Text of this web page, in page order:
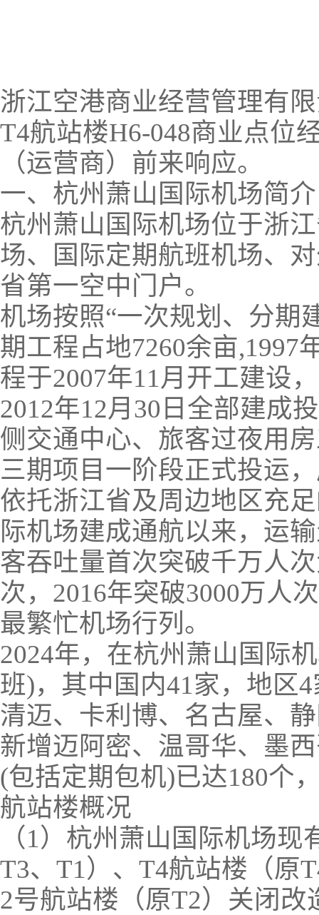
浙江空港商业经营管理有
T4航站楼H6-048商业点位
（运营商）前来响应。
一、杭州萧山国际机场简介
杭州萧山国际机场位于浙
场、国际定期航班机场、
省第一空中门户。
机场按照“一次规划、分期
期工程占地7260余亩,1997
程于2007年11月开工建设
2012年12月30日全部建成
侧交通中心、旅客过夜用
三期项目一阶段正式投运
依托浙江省及周边地区充
际机场建成通航以来，运
客吞吐量首次突破千万人
次，2016年突破3000万人
最繁忙机场行列。
2024年，在杭州萧山国际
班)，其中国内41家，地区
清迈、卡利博、名古屋、
新增迈阿密、温哥华、墨
(包括定期包机)已达180个
航站楼概况
（1）杭州萧山国际机场
T3、T1）、T4航站楼（原
2号航站楼（原T2）关闭